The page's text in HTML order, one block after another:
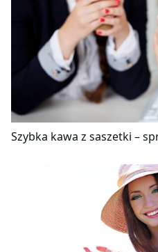
Szybka kawa z saszetki –